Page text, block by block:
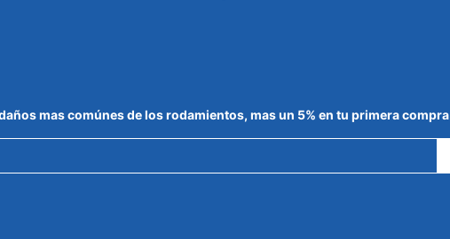
mas comúnes de los rodamientos, mas un 5% en tu primera compra